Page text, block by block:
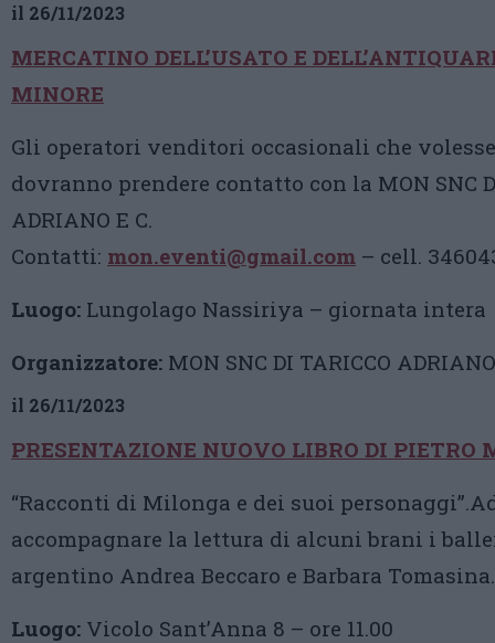
il 26/11/2023
MERCATINO DELL’USATO E
MINORE
Gli operatori venditori occasionali che
dovranno prendere contatto con la MON SNC
ADRIANO E C.
Contatti: mon.eventi@gmail.com – cell.
Luogo: Lungolago Nassiriya – giornata intera
Organizzatore: MON SNC DI TARICCO
il 26/11/2023
PRESENTAZIONE NUOVO LIBRO DI PIETRO
“Racconti di Milonga e dei suoi
accompagnare la lettura di alcuni brani i
argentino Andrea Beccaro e Barbara Tomasina.
Luogo: Vicolo Sant’Anna 8 – ore 11.00